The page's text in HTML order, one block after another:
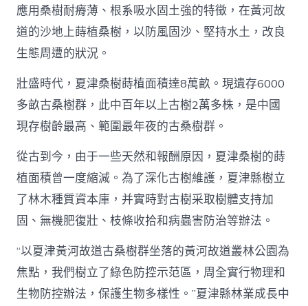
應用桑樹耐瘠薄、根系吸水固土強的特徵，在黃河故
道的沙地上蒔植桑樹，以防風固沙、堅持水土，改良
生態周遭的狀況。
壯盛時代，夏津桑樹蒔植面積達8萬畝。現遺存6000
多畝古桑樹群，此中百年以上古樹2萬多株，是中國
現存樹齡最高、範圍最年夜的古桑樹群。
從古到今，由于一些天然和報酬原因，夏津桑樹的蒔
植面積曾一度縮減。為了深化古樹維護，夏津縣樹立
了林木種質資本庫，并實時對古樹采取樹體支持加
固、無機肥復壯、枝條收拾和病蟲害防治等辦法。
“以夏津黃河故道古桑樹群坐落的黃河故道叢林公園為
焦點，我們樹立了綠色防控示范區，周全實行物理和
生物防控辦法，保護生物多樣性。”夏津縣林業成長中